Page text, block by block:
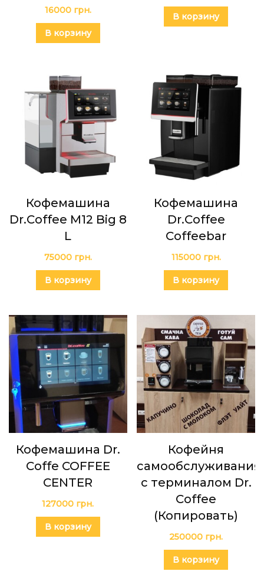
16000 грн.
В корзину
В корзину
Кофемашина
Dr.Coffee M12 Big 8
L
75000 грн.
В корзину
Кофемашина
Dr.Coffee
Coffeebar
115000 грн.
В корзину
Кофемашина Dr.
Coffe COFFEE
CENTER
127000 грн.
В корзину
Кофейня
самообслуживания
с терминалом Dr.
Coffee
(Копировать)
250000 грн.
В корзину